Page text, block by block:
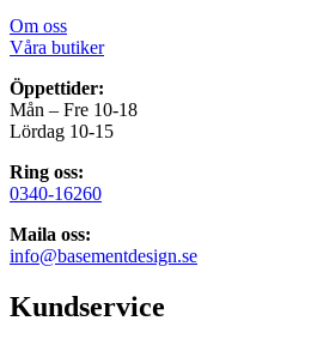
Om oss
Våra butiker
Öppettider:
Mån – Fre 10-18
Lördag 10-15
Ring oss:
0340-16260
Maila oss:
info@basementdesign.se
Kundservice